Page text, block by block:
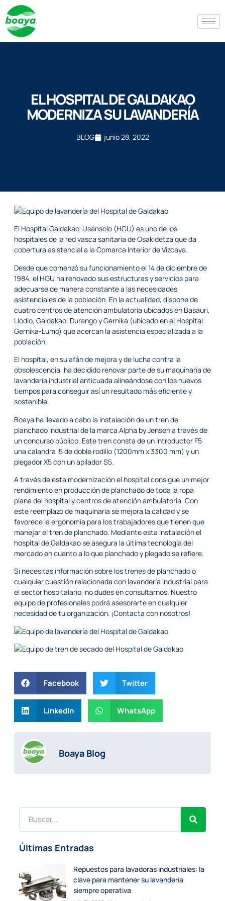
EL HOSPITAL DE GALDAKAO
MODERNIZA SU LAVANDERÍA
BLOG junio 28, 2022
El Hospital Galdakao-Usansolo (HGU) es uno de los
hospitales de la red vasca sanitaria deOsakidetza que da
cobertura asistencial a la Comarca Interior de Vizcaya.
Desde que comenzó su funcionamiento el 14 de diciembre de
1984, el HGU ha renovado sus estructuras y servicios para
adecuarse de manera constante a las necesidades
asistenciales de la población. En la actualidad, dispone de
cuatro centros de atención ambulatoria ubicados en Basauri,
Llodio, Galdakao, Durango y Gernika (ubicado en el Hospital
Gernika-Lumo) que acercan la asistencia especializada a la
población.
El hospital, en su afán de mejora y de lucha contra la
obsolescencia, ha decidido renovar parte de su maquinaria de
lavandería industrial anticuada alineándose con los nuevos
tiempos para conseguir así un resultado más eficiente y
sostenible.
Boaya ha llevado a cabo la instalación de un tren de
planchado industrial de la marca Alpha by Jensena través de
un concurso público. Este tren consta de un Introductor F5
una calandra i5 de doble rodillo (1200mm x 3300 mm) y un
plegador X5 con un apilador S5.
A través de esta modernización el hospital consigue un mejor
rendimiento en producción de planchado de toda la ropa
plana del hospital y centros de atención ambulatoria. Con
este reemplazo de maquinaria se mejora la calidad y se
favorece la ergonomía para los trabajadores que tienen que
manejar el tren de planchado. Mediante esta instalación el
hospital de Galdakao se asegura la última tecnología del
mercado en cuanto a lo que planchado y plegado se refiere.
Si necesitas información sobre los trenes de planchado o
cualquier cuestión relacionada con lavandería industrial para
el sector hospitalario, no dudes en consultarnos. Nuestro
equipo de profesionales podrá asesorarte en cualquier
necesidad de tu organización. ¡Contacta con nosotros!
Facebook Twitter
LinkedIn WhatsApp
Boaya Blog
Últimas Entradas
Repuestos para lavadoras industriales: la
clave para mantener su lavandería
siempre operativa